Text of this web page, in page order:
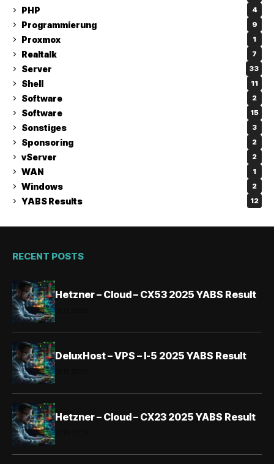
PHP 4
Programmierung 9
Proxmox 1
Realtalk 7
Server 33
Shell 11
Software 2
Software 15
Sonstiges 3
Sponsoring 2
vServer 2
WAN 1
Windows 2
YABS Results 12
RECENT POSTS
Hetzner – Cloud – CX53 2025 YABS Result
DeluxHost – VPS – I-5 2025 YABS Result
Hetzner – Cloud – CX23 2025 YABS Result